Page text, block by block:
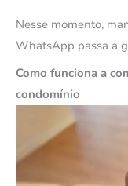
Nesse momento,
WhatsApp passa a
Como funciona a
condomínio